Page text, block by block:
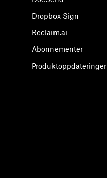
Dropbox Sign
Reclaim.ai
Abonnementer
Produktoppdateringer